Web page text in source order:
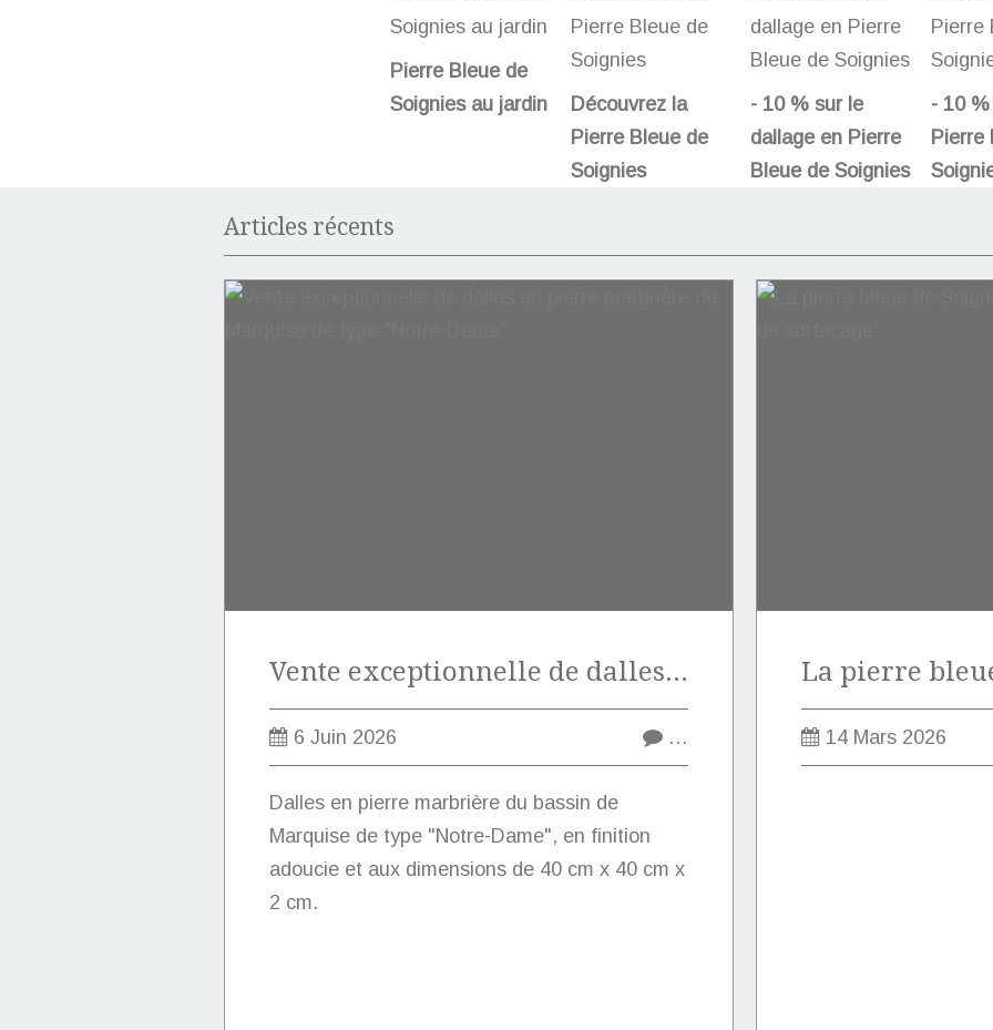
Pierre Bleue de
Soignies au jardin
Découvrez la
Pierre Bleue de
Soignies
- 10 % sur le
dallage en Pierre
Bleue de Soignies
- 10
Pierre
Articles récents
Vente exceptionnelle de dalles en pierre marbrière de Marquise de type "Notre-Dame".
6 Juin 2026 …
Dalles en pierre marbrière du bassin de
Marquise de type "Notre-Dame", en finition
adoucie et aux dimensions de 40 cm x 40 cm x
2 cm.
14 Mars 2026